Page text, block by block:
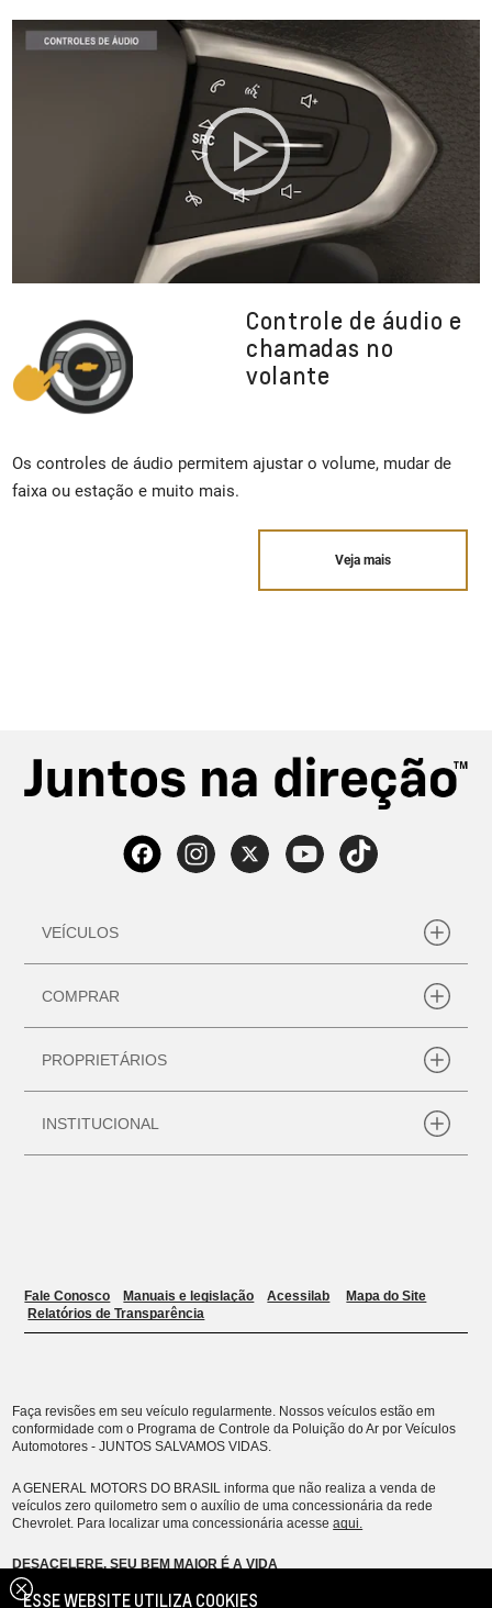
Controle de áudio e
chamadas no
volante
Os controles de áudio permitem ajustar o volume, mudar de
faixa ou estação e muito mais.
Veja mais
ESSE WEBSITE UTILIZA COOKIES